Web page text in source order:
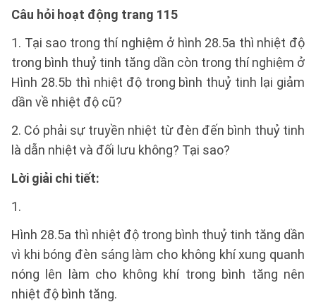
Câu hỏi hoạt động trang 115
1. Tại sao trong thí nghiệm ở hình 28.5a thì nhiệt độ
trong bình thuỷ tinh tăng dần còn trong thí nghiệm ở
Hình 28.5b thì nhiệt độ trong bình thuỷ tinh lại giảm
dần về nhiệt độ cũ?
2. Có phải sự truyền nhiệt từ đèn đến bình thuỷ tinh
là dẫn nhiệt và đối lưu không? Tại sao?
Lời giải chi tiết:
1.
Hình 28.5a thì nhiệt độ trong bình thuỷ tinh tăng dần
vì khi bóng đèn sáng làm cho không khí xung quanh
nóng lên làm cho không khí trong bình tăng nên
nhiệt độ bình tăng.